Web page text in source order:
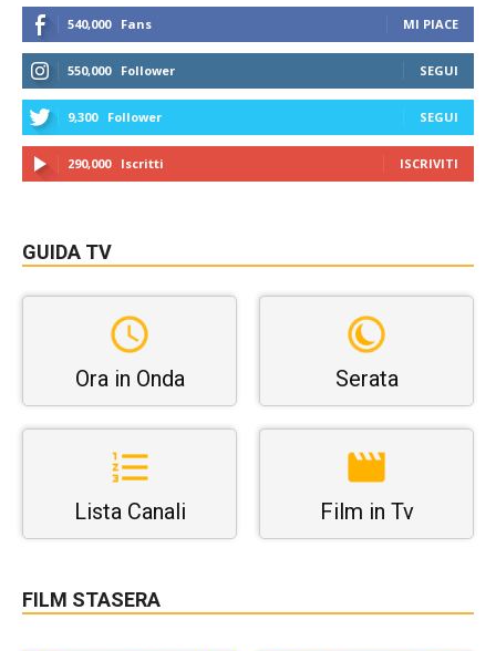
540,000 Fans MI PIACE
550,000 Follower SEGUI
9,300 Follower SEGUI
290,000 Iscritti ISCRIVITI
GUIDA TV
Ora in Onda Serata
Lista Canali Film in Tv
FILM STASERA